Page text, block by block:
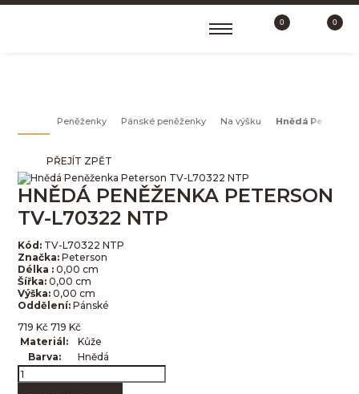
0 0
Peněženky Pánské peněženky Na výšku Hnědá
PŘEJÍT ZPĚT
HNĚDÁ PENĚŽENKA PETERSON
TV-L70322 NTP
Kód: TV-L70322 NTP
Značka: Peterson
Délka :0,00 cm
Šířka:0,00 cm
Výška:0,00 cm
Oddělení:Pánské
719 Kč 719 Kč
Materiál:
Kůže
Barva:
Hnědá